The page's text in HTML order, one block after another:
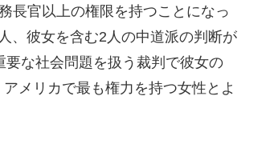
長官以上の権限を持つことになっ
、彼女を含む2人の中道派の判断が
な社会問題を扱う裁判で彼女の
メリカで最も権力を持つ女性とよ